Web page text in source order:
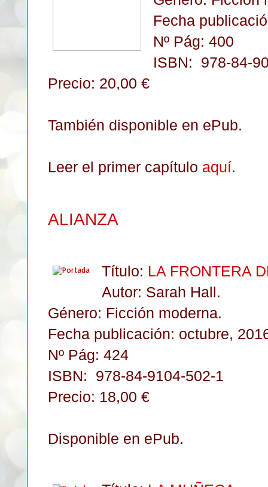
Fecha
Nº Pág: 400
ISBN: 978-84-
Precio: 20,00 €
También disponible en ePub.
Leer el primer capítulo aquí.
ALIANZA
Título: LA FRONTERA
Autor: Sarah Hall.
Género: Ficción moderna.
Fecha publicación: octubre, 201
Nº Pág: 424
ISBN: 978-84-9104-502-1
Precio: 18,00 €
Disponible en ePub.